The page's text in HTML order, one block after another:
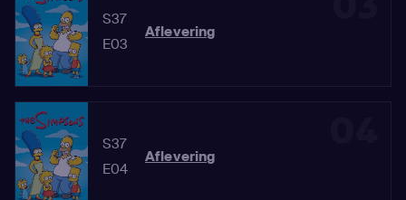
S37
E03
Aflevering
S37
E04
Aflevering